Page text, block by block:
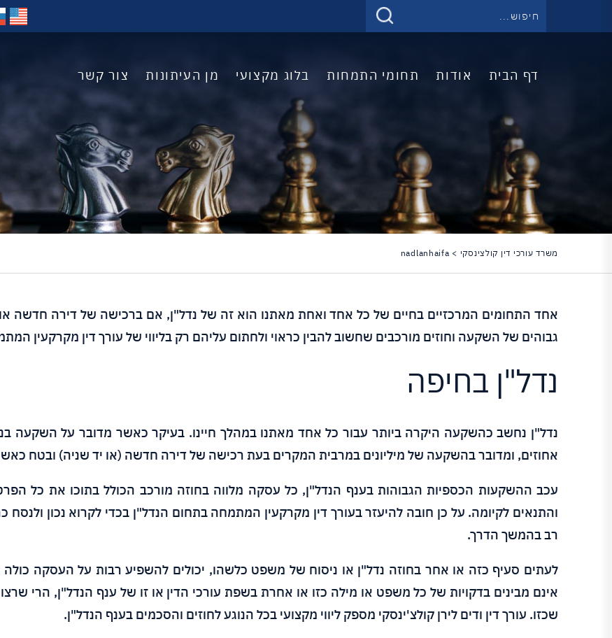
דף הבית אודות תחומי התמחות בלוג מקצועי מן העיתונות צור קשר
משרד עורכי דין קולצינסקי >
nadlanhaifa
אחד התחומים המרכזיים בחיים של כל אחד ואחת מאתנו הוא זה של נדל"ן, אם ברכישה של דירה חדשה
גבוהים של השקעה וחוזים מורכבים שחשוב להבין כראוי ולחתום עליהם רק בליווי של עורך דין מקרקעין
נדל"ן בחיפה
נדל"ן נחשב כהשקעה היקרה ביותר עבור כל אחד מאתנו במהלך חיינו. בעיקר כאשר מדובר על השקעה
אחוזים, ומדובר בהשקעה של מיליונים במרבית המקרים בעת רכישה של דירה חדשה (או יד שניה) ובטח
עכב ההשקעות הכספיות הגבוהות בענף הנדל"ן, כל עסקה מלווה בחוזה מורכב הכולל בתוכו את כל
והתנאים לקיומה. על כן חובה להיעזר בעורך דין מקרקעין המתמחה בתחום הנדל"ן בכדי לקרוא נכון ולנסח
רב בהמשך הדרך.
לעתים סעיף כזה או אחר בחוזה נדל"ן או ניסוח של משפט כלשהו, יכולים להשפיע רבות על העסקה כולה
אינם מבינים בדקויות של כל משפט או מילה כזו או אחרת בשפת עורכי הדין או זו של ענף הנדל"ן, הרי
שכזו. עורך דין ודים לירן קולצ'ינסקי מספק ליווי מקצועי בכל הנוגע לחוזים והסכמים בענף הנדל"ן.